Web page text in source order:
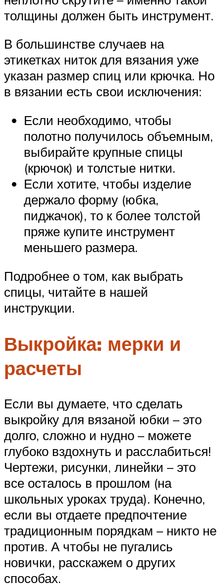
толщины должен быть инструмент.
В большинстве случаев на
этикетках ниток для вязания уже
указан размер спиц или крючка. Но
в вязании есть свои исключения:
Если необходимо, чтобы
полотно получилось объемным,
выбирайте крупные спицы
(крючок) и толстые нитки.
Если хотите, чтобы изделие
держало форму (юбка,
пиджачок), то к более толстой
пряже купите инструмент
меньшего размера.
Подробнее о том, как выбрать
спицы, читайте в нашей
инструкции.
Выкройка: мерки и
расчеты
Если вы думаете, что сделать
выкройку для вязаной юбки – это
долго, сложно и нудно – можете
глубоко вздохнуть и расслабиться!
Чертежи, рисунки, линейки – это
все осталось в прошлом (на
школьных уроках труда). Конечно,
если вы отдаете предпочтение
традиционным порядкам – никто не
против. А чтобы не пугались
новички, расскажем о других
способах.